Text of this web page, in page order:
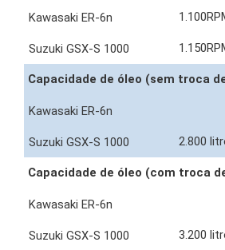
Capacidade de óleo (sem troca
2.800
Capacidade de óleo (com troca
3.200